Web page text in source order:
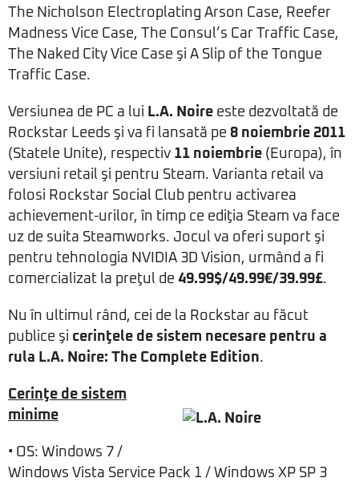
The Nicholson Electroplating Arson Case, Reefer
Madness Vice Case, The Consul’s Car Traffic Case,
The Naked City Vice Case şi A Slip of the Tongue
Traffic Case.
Versiunea de PC a lui L.A. Noire este dezvoltată de
Rockstar Leeds şi va fi lansată pe 8 noiembrie 2011
(Statele Unite), respectiv 11 noiembrie (Europa), în
versiuni retail şi pentru Steam. Varianta retail va
folosi Rockstar Social Club pentru activarea
achievement-urilor, în timp ce ediţia Steam va face
uz de suita Steamworks. Jocul va oferi suport şi
pentru tehnologia NVIDIA 3D Vision, urmând a fi
comercializat la preţul de 49.99$/49.99€/39.99£.
Nu în ultimul rând, cei de la Rockstar au făcut
publice şi cerinţele de sistem necesare pentru a
rula L.A. Noire: The Complete Edition.
Cerinţe de sistem
minime
• OS: Windows 7 /
Windows Vista Service Pack 1 / Windows XP SP 3